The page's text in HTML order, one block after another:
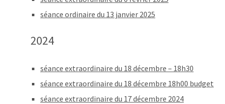
séance ordinaire du 13 janvier 2025
2024
séance extraordinaire du 18 décembre – 18h30
séance extraordinaire du 18 décembre 18h00 budget
séance extraordinaire du 17 décembre 2024